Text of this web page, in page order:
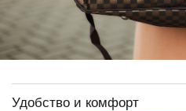
Удобство и комфорт